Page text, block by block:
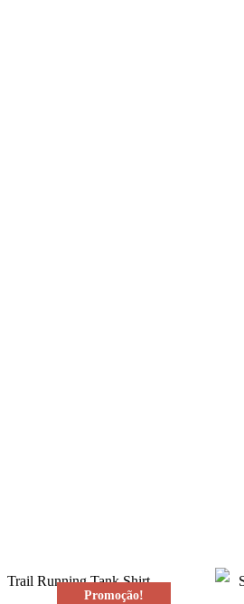
Promoção!